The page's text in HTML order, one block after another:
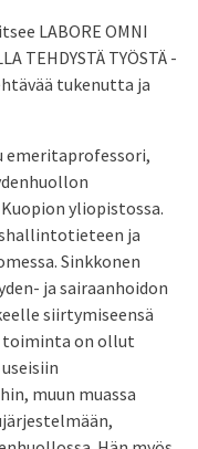
LABORE OMNI
TEHDYSTÄ TYÖSTÄ -
tukenutta ja
emeritaprofessori,
yliopistossa.
ja
Sinkkonen
ja sairaanhoidon
siirtymiseensä
toiminta on ollut
muun muassa